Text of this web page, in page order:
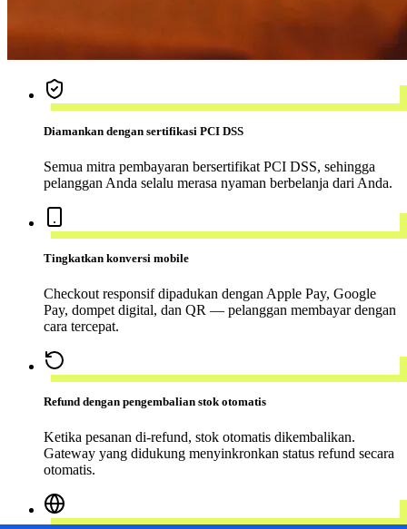
Diamankan dengan sertifikasi PCI DSS
Semua mitra pembayaran bersertifikat PCI DSS, sehingga
pelanggan Anda selalu merasa nyaman berbelanja dari Anda.
Tingkatkan konversi mobile
Checkout responsif dipadukan dengan Apple Pay, Google
Pay, dompet digital, dan QR — pelanggan membayar dengan
cara tercepat.
Refund dengan pengembalian stok otomatis
Ketika pesanan di-refund, stok otomatis dikembalikan.
Gateway yang didukung menyinkronkan status refund secara
otomatis.